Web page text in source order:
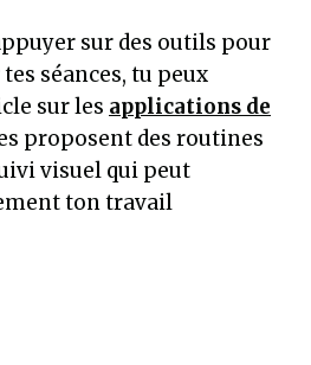
sur des outils pour
séances, tu peux
sur les applications de
proposent des routines
visuel qui peut
ton travail